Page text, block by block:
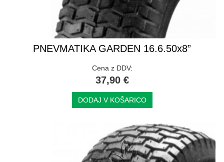
PNEVMATIKA GARDEN 16.6.50x8”
Cena z DDV:
37,90 €
DODAJ V KOŠARICO